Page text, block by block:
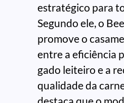
estratégico para
Segundo ele, o
promove o
entre a eficiência
gado leiteiro e a
qualidade da